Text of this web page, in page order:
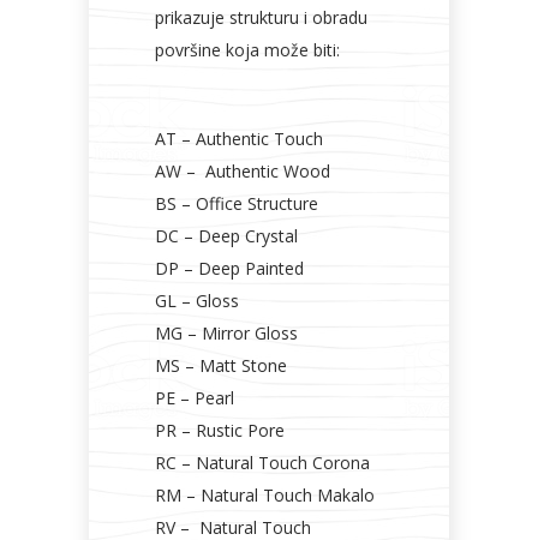
prikazuje strukturu i obradu
površine koja može biti:
AT – Authentic Touch
AW – Authentic Wood
BS – Office Structure
DC – Deep Crystal
DP – Deep Painted
GL – Gloss
MG – Mirror Gloss
MS – Matt Stone
PE – Pearl
PR – Rustic Pore
RC – Natural Touch Corona
RM – Natural Touch Makalo
RV – Natural Touch